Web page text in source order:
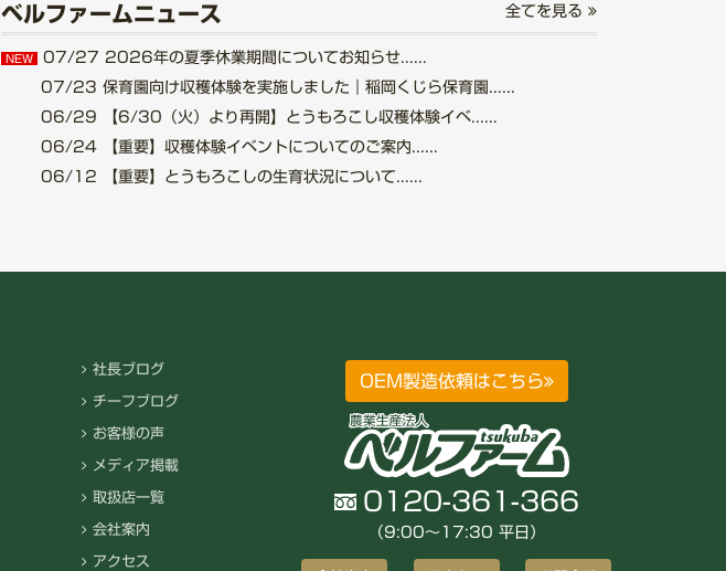
ベルファームニュース 全てを見る
NEW 07/27 2026年の夏季休業期間についてお知らせ......
07/23 保育園向け収穫体験を実施しました｜稲岡くじら保育園......
06/29 【6/30（火）より再開】とうもろこし収穫体験イベ......
06/24 【重要】収穫体験イベントについてのご案内......
06/12 【重要】とうもろこしの生育状況について......
社長ブログ
チーフブログ
お客様の声
メディア掲載
取扱店一覧
会社案内
アクセス
OEM製造依頼はこちら
0120-361-366
（9:00〜17:30 平日）